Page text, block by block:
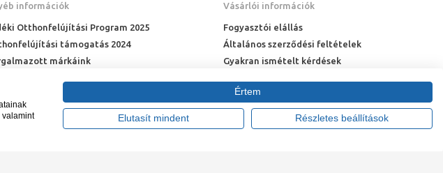
információk
Otthonfelújítási Program 2025
támogatás 2024
márkáink
kérelem
Vásárlói információk
Fogyasztói elállás
Általános szerződési feltételek
Gyakran ismételt kérdések
Fizetési feltételek
Házhozszállítás
valamint
Értem
Elutasít mindent Részletes beállítások